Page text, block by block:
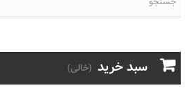
سبد خرید (خالی)